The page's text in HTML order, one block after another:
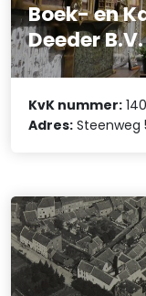
Boek- en
Deeder B.V.
KvK nummer:
Adres: Steenweg